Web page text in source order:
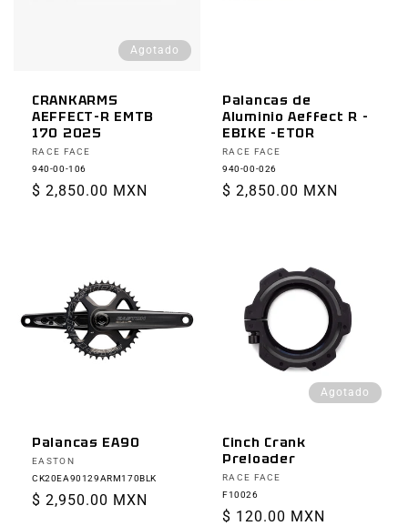
Agotado
CRANKARMS
AEFFECT-R EMTB
170 2025
Proveedor:
RACE FACE
940-00-106
Precio
$ 2,850.00 MXN
Palancas de
Aluminio Aeffect R -
EBIKE -ETOR
Proveedor:
RACE FACE
940-00-026
Precio
$ 2,850.00 MXN
Palancas EA90
Proveedor:
EASTON
CK20EA90129ARM170BLK
Precio
$ 2,950.00 MXN
Agotado
Cinch Crank
Preloader
Proveedor:
RACE FACE
F10026
Precio
$ 120.00 MXN